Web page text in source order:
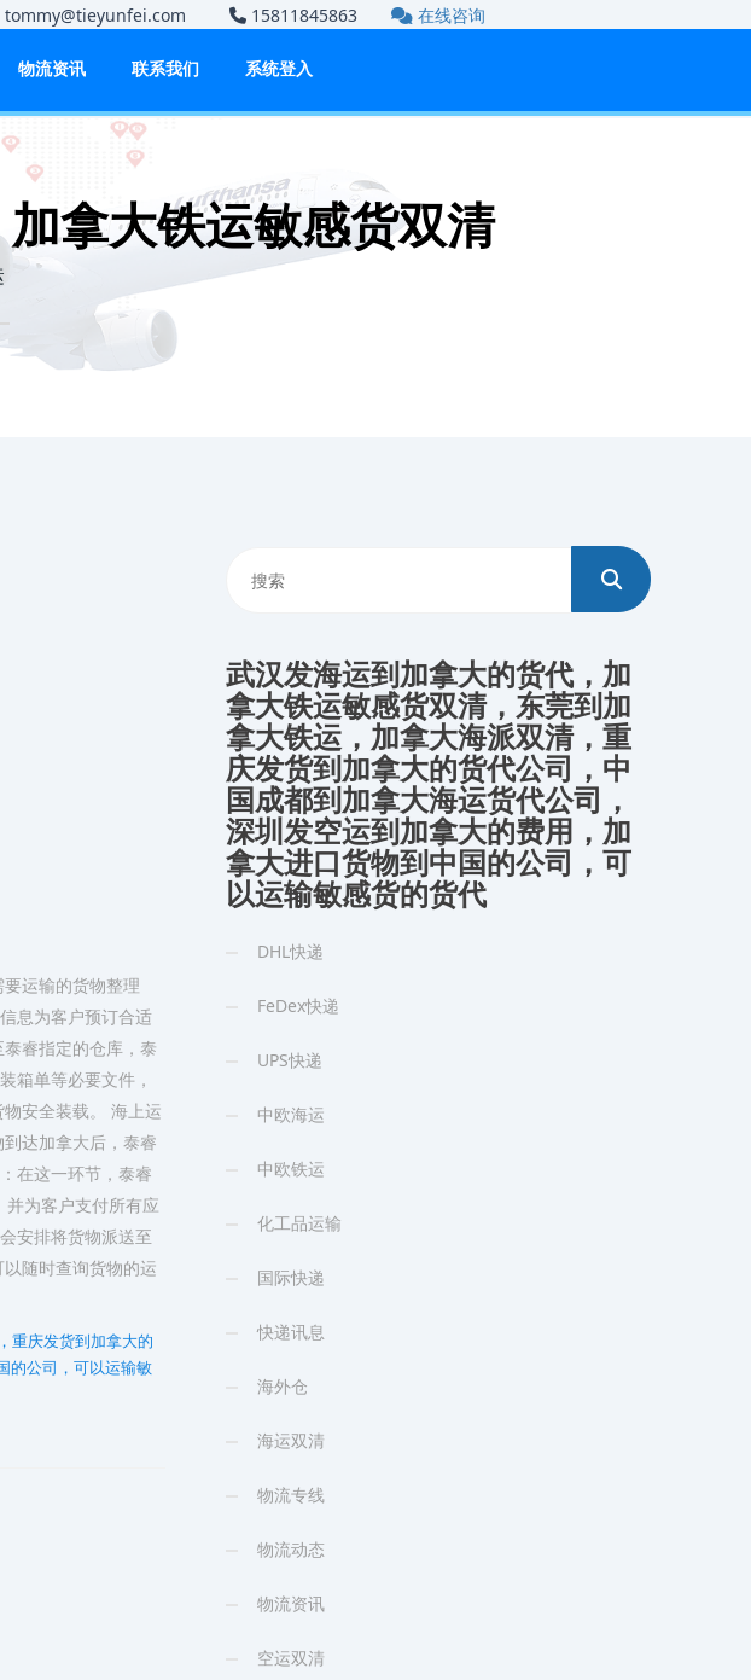
tommy@tieyunfei.com 15811845863 在线咨询
物流资讯 联系我们 系统登入
拿大铁运敏感货双清
运输的货物整理
息为客户预订合适
睿指定的仓库，泰
箱单等必要文件，
安全装载。 海上运
达加拿大后，泰睿
在这一环节，泰睿
并为客户支付所有应
安排将货物派送至
随时查询货物的运
重庆发货到加拿大的
的公司，可以运输敏
武汉发海运到加拿大的货代，加
拿大铁运敏感货双清，东莞到加
拿大铁运，加拿大海派双清，重
庆发货到加拿大的货代公司，中
国成都到加拿大海运货代公司，
深圳发空运到加拿大的费用，加
拿大进口货物到中国的公司，可
以运输敏感货的货代
DHL快递
FeDex快递
UPS快递
中欧海运
中欧铁运
化工品运输
国际快递
快递讯息
海外仓
海运双清
物流专线
物流动态
物流资讯
空运双清